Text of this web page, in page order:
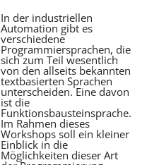
In der industriellen
Automation gibt es
verschiedene
Programmiersprachen, die
sich zum Teil wesentlich
von den allseits bekannten
textbasierten Sprachen
unterscheiden. Eine davon
ist die
Funktionsbausteinsprache.
Im Rahmen dieses
Workshops soll ein kleiner
Einblick in die
Möglichkeiten dieser Art